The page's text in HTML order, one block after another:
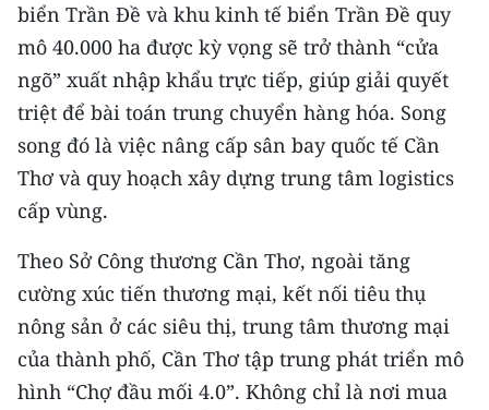
biển Trần Đề và khu kinh tế biển Trần Đề quy
mô 40.000 ha được kỳ vọng sẽ trở thành “cửa
ngõ” xuất nhập khẩu trực tiếp, giúp giải quyết
triệt để bài toán trung chuyển hàng hóa. Song
song đó là việc nâng cấp sân bay quốc tế Cần
Thơ và quy hoạch xây dựng trung tâm logistics
cấp vùng.
Theo Sở Công thương Cần Thơ, ngoài tăng
cường xúc tiến thương mại, kết nối tiêu thụ
nông sản ở các siêu thị, trung tâm thương mại
của thành phố, Cần Thơ tập trung phát triển mô
hình “Chợ đầu mối 4.0”. Không chỉ là nơi mua